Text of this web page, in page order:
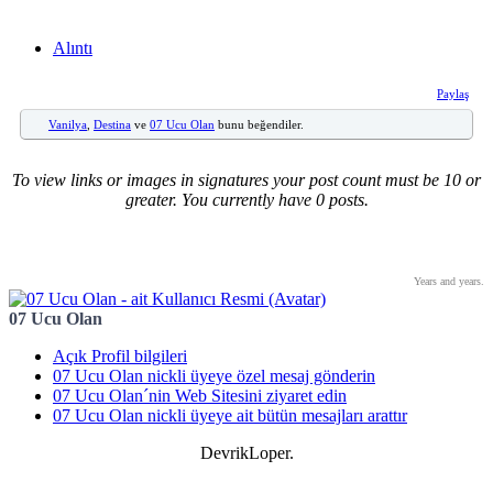
Alıntı
Paylaş
Vanilya, Destina ve 07 Ucu Olan bunu beğendiler.
To view links or images in signatures your post count must be 10 or
greater. You currently have 0 posts.
Years and years.
07 Ucu Olan
Açık Profil bilgileri
07 Ucu Olan nickli üyeye özel mesaj gönderin
07 Ucu Olan´nin Web Sitesini ziyaret edin
07 Ucu Olan nickli üyeye ait bütün mesajları arattır
DevrikLoper.